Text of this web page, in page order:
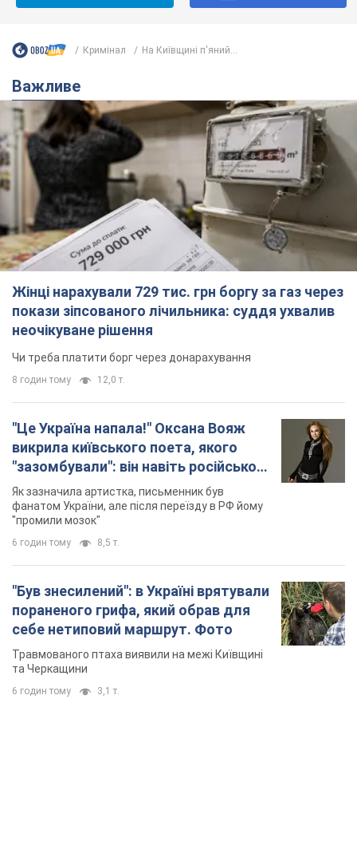
Кримінал На Київщині п'яний...
Важливе
Жінці нарахували 729 тис. грн боргу за газ через
покази зіпсованого лічильника: суддя ухвалив
неочікуване рішення
Чи треба платити борг через донарахування
8 годин тому 12,0 т.
"Це Україна напала!" Оксана Вояж
викрила київського поета, якого
"зазомбували": він навіть російської
не знав, а тепер хоче геноциду
українців
Як зазначила артистка, письменник був
фанатом України, але після переїзду в РФ йому
"промили мозок"
6 годин тому 8,5 т.
"Був знесилений": в Україні врятували
пораненого грифа, який обрав для
себе нетиповий маршрут. Фото
Травмованого птаха виявили на межі Київщині
та Черкащини
6 годин тому 3,1 т.